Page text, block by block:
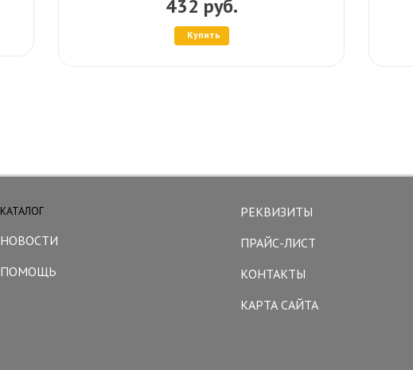
432 руб.
Купить
КАТАЛОГ
НОВОСТИ
ПОМОЩЬ
РЕКВИЗИТЫ
ПРАЙС-ЛИСТ
КОНТАКТЫ
КАРТА САЙТА